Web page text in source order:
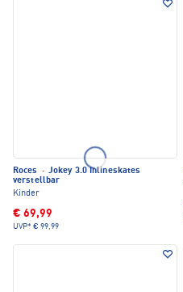
Roces · Jokey 3.0 Inlineskates
verstellbar
Kinder
€ 69,99
UVP* € 99,99